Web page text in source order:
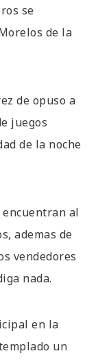
se
de la
de opuso a
juegos
de la noche
encuentran al
ademas de
vendedores
nada.
en la
un